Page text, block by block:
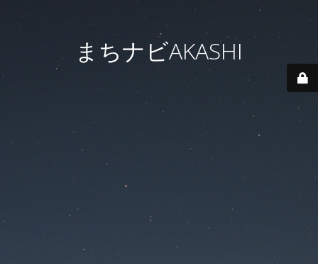
まちナビAKASHI